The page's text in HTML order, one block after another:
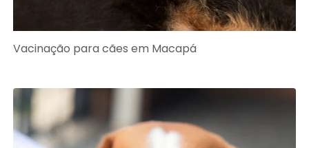
Vacinação para cães em Macapá